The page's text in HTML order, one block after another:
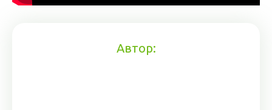
Автор: